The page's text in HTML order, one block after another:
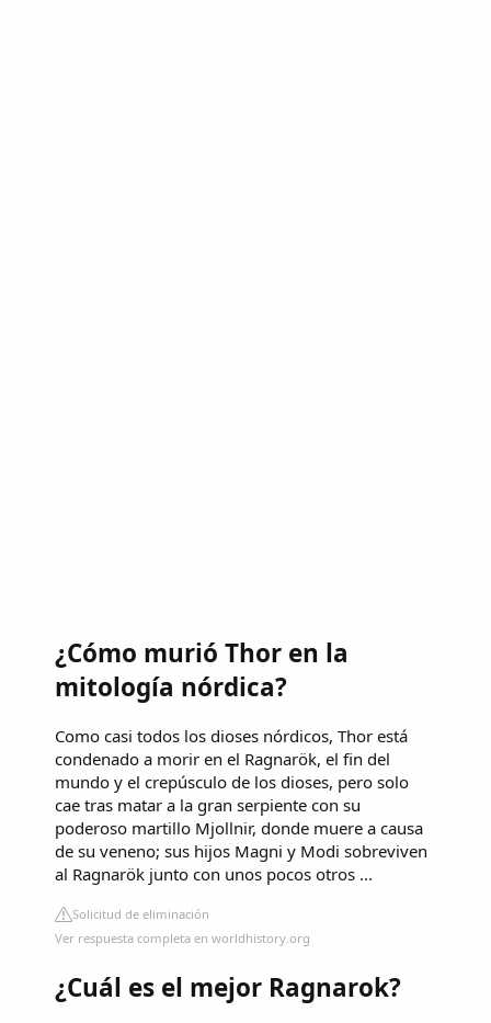
¿Cómo murió Thor en la
mitología nórdica?
Como casi todos los dioses nórdicos, Thor está
condenado a morir en el Ragnarök, el fin del
mundo y el crepúsculo de los dioses, pero solo
cae tras matar a la gran serpiente con su
poderoso martillo Mjollnir, donde muere a causa
de su veneno; sus hijos Magni y Modi sobreviven
al Ragnarök junto con unos pocos otros ...
Solicitud de eliminación
Ver respuesta completa en worldhistory.org
¿Cuál es el mejor Ragnarok?